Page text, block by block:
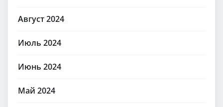
Август 2024
Июль 2024
Июнь 2024
Май 2024